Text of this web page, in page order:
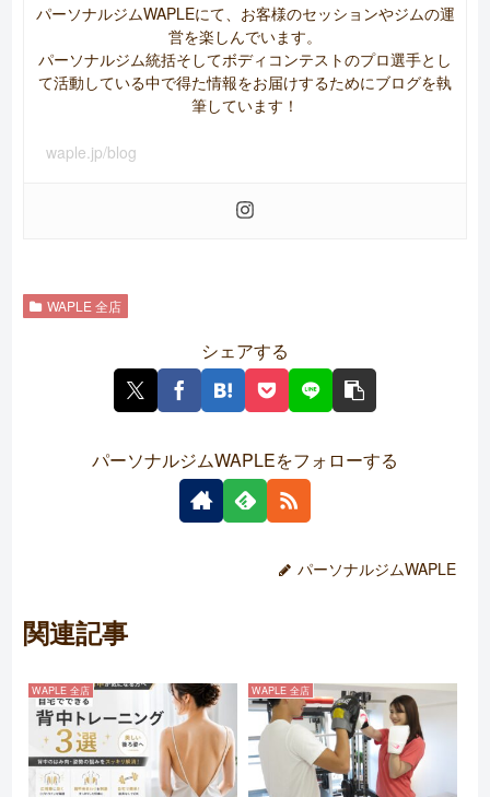
パーソナルジムWAPLEにて、お客様のセッションやジムの運
営を楽しんでいます。
パーソナルジム統括そしてボディコンテストのプロ選手とし
て活動している中で得た情報をお届けするためにブログを執
筆しています！
waple.jp/blog
WAPLE 全店
シェアする
パーソナルジムWAPLEをフォローする
パーソナルジムWAPLE
関連記事
WAPLE 全店 WAPLE 全店